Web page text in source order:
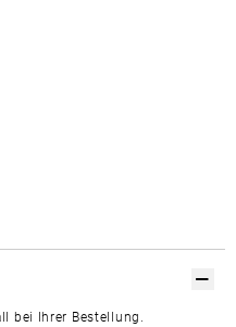
bei Ihrer Bestellung.